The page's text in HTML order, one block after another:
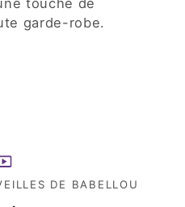
touche de
garde-robe.
DE BABELLOU